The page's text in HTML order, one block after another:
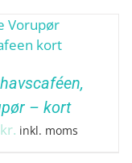
– kort
kr. inkl. moms